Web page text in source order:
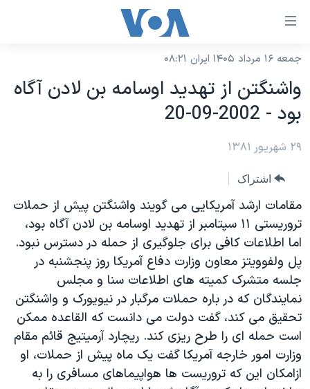
لینکهای
دسترسی
جهش
محتوای
اصلی
صفحه
اصلی
جهش
به
جستجو
نسخه سبک وب‌سایت
موضوع ها
ایران
آمریکا
جهان
ورزشی
گزیده‌ها
ویژه برنامه‌ها
ویدیوها
فرهنگ و زندگی
حقوق شهروندی
اقتصادی
برنامه های تلویزیونی
جدول برنامه ها
صفحه‌های ویژه
جام جهانی ۲۰۲۶
عملیات خشم حماسی
بایگانی برنامه‌های تلویزیونی
مستندها
انتخابات ریاست جمهوری آمریکا ۲۰۲۴
حمله جمهوری اسلامی به اسرائیل
فرکانس‌های صدای آمریکا
پخش رادیویی
یادگیری زبان انگلیسی
دنبال کنید
جمعه ۱۶ مرداد ۱۴۰۵ ایران ۰۸:۲۱
واشنگتن از تهديد اوسامه بن لادن آگاه
بود - 2002-09-20
۲۹ شهریور ۱۳۸۱
اشتراک
مقامات ارشد آمريکايی می گويند واشنگتن پيش از حملات
تروريستی ۱۱ سپتامبر از تهديد اوسامه بن لادن آگاه بود،
اما اطلاعات کافی برای جلوگيری از حمله در دسترس نبود.
پل ولفوويتز معاون وزارت دفاع آمريکا روز پنجشنبه در
جلسه متشرک کميته های اطلاعات سنا و مجلس
نمايندگان که در باره حملات مرگبار در نيويورک و واشنگتن
تحقيق می کند، گفت دولت می دانست که القاعده ممکن
است حمله ای را طرح ريزی کند. ريچارد آرميتيج قائم مقام
وزارت امور خارجه آمريکا گفت يک ماه پيش از حملات، او
ازامکان اين که تروريست ها هواپيماهای مسافری را به